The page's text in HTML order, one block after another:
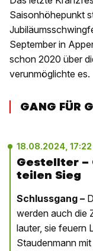
Saisonhöhepunkt
September in
schon 2020 über
verunmöglichte es.
GANG FÜR
18.08.2024, 17:22
Gestellter –
teilen Sieg
Schlussgang –
werden auch die
lauter, sie feuern
Staudenmann